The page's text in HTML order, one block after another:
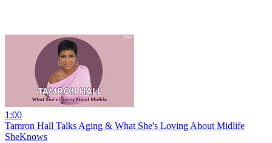
1:00
Tamron Hall Talks Aging & What She's Loving About Midlife
SheKnows